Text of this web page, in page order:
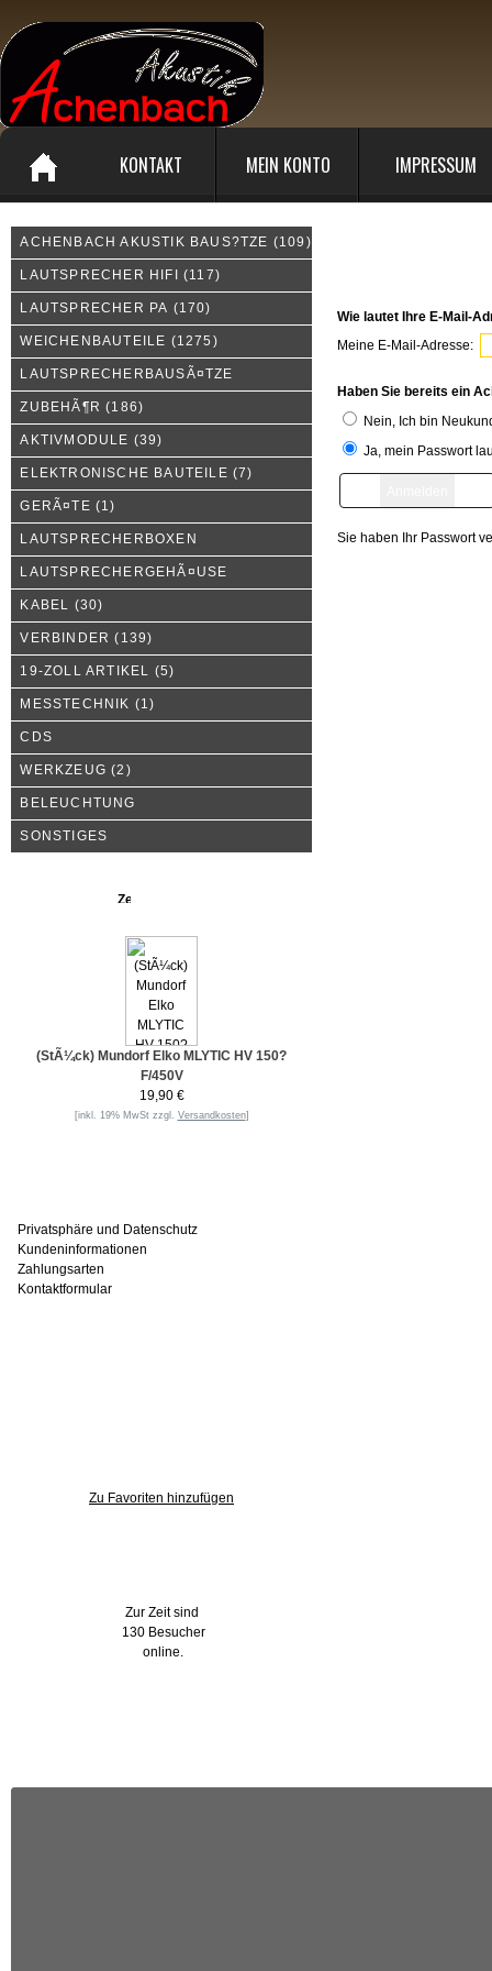
KONTAKT MEIN KONTO IMPRESSUM
ACHENBACH AKUSTIK BAUS?TZE (109)
LAUTSPRECHER HIFI (117)
LAUTSPRECHER PA (170)
WEICHENBAUTEILE (1275)
LAUTSPRECHERBAUSÃ¤TZE
ZUBEHÃ¶R (186)
AKTIVMODULE (39)
ELEKTRONISCHE BAUTEILE (7)
GERÃ¤TE (1)
LAUTSPRECHERBOXEN
LAUTSPRECHERGEHÃ¤USE
KABEL (30)
VERBINDER (139)
19-ZOLL ARTIKEL (5)
MESSTECHNIK (1)
CDS
WERKZEUG (2)
BELEUCHTUNG
SONSTIGES
(StÃ¼ck) Mundorf Elko MLYTIC HV 150?
F/450V
19,90 €
[inkl. 19% MwSt zzgl. Versandkosten]
Privatsphäre und Datenschutz
Kundeninformationen
Zahlungsarten
Kontaktformular
Zu Favoriten hinzufügen
Zur Zeit sind
130 Besucher
online.
Wie lautet Ihre E-Mail-
Meine E-Mail-Adresse:
Haben Sie bereits ein
Nein, Ich bin
Ja, mein Passwort
Sie haben Ihr Passwort